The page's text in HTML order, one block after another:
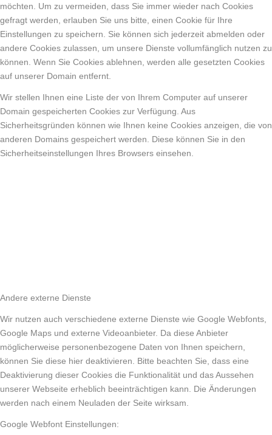
möchten. Um zu vermeiden, dass Sie immer wieder nach Cookies
gefragt werden, erlauben Sie uns bitte, einen Cookie für Ihre
Einstellungen zu speichern. Sie können sich jederzeit abmelden oder
andere Cookies zulassen, um unsere Dienste vollumfänglich nutzen zu
können. Wenn Sie Cookies ablehnen, werden alle gesetzten Cookies
auf unserer Domain entfernt.
Wir stellen Ihnen eine Liste der von Ihrem Computer auf unserer
Domain gespeicherten Cookies zur Verfügung. Aus
Sicherheitsgründen können wie Ihnen keine Cookies anzeigen, die von
anderen Domains gespeichert werden. Diese können Sie in den
Sicherheitseinstellungen Ihres Browsers einsehen.
Andere externe Dienste
Wir nutzen auch verschiedene externe Dienste wie Google Webfonts,
Google Maps und externe Videoanbieter. Da diese Anbieter
möglicherweise personenbezogene Daten von Ihnen speichern,
können Sie diese hier deaktivieren. Bitte beachten Sie, dass eine
Deaktivierung dieser Cookies die Funktionalität und das Aussehen
unserer Webseite erheblich beeinträchtigen kann. Die Änderungen
werden nach einem Neuladen der Seite wirksam.
Google Webfont Einstellungen: